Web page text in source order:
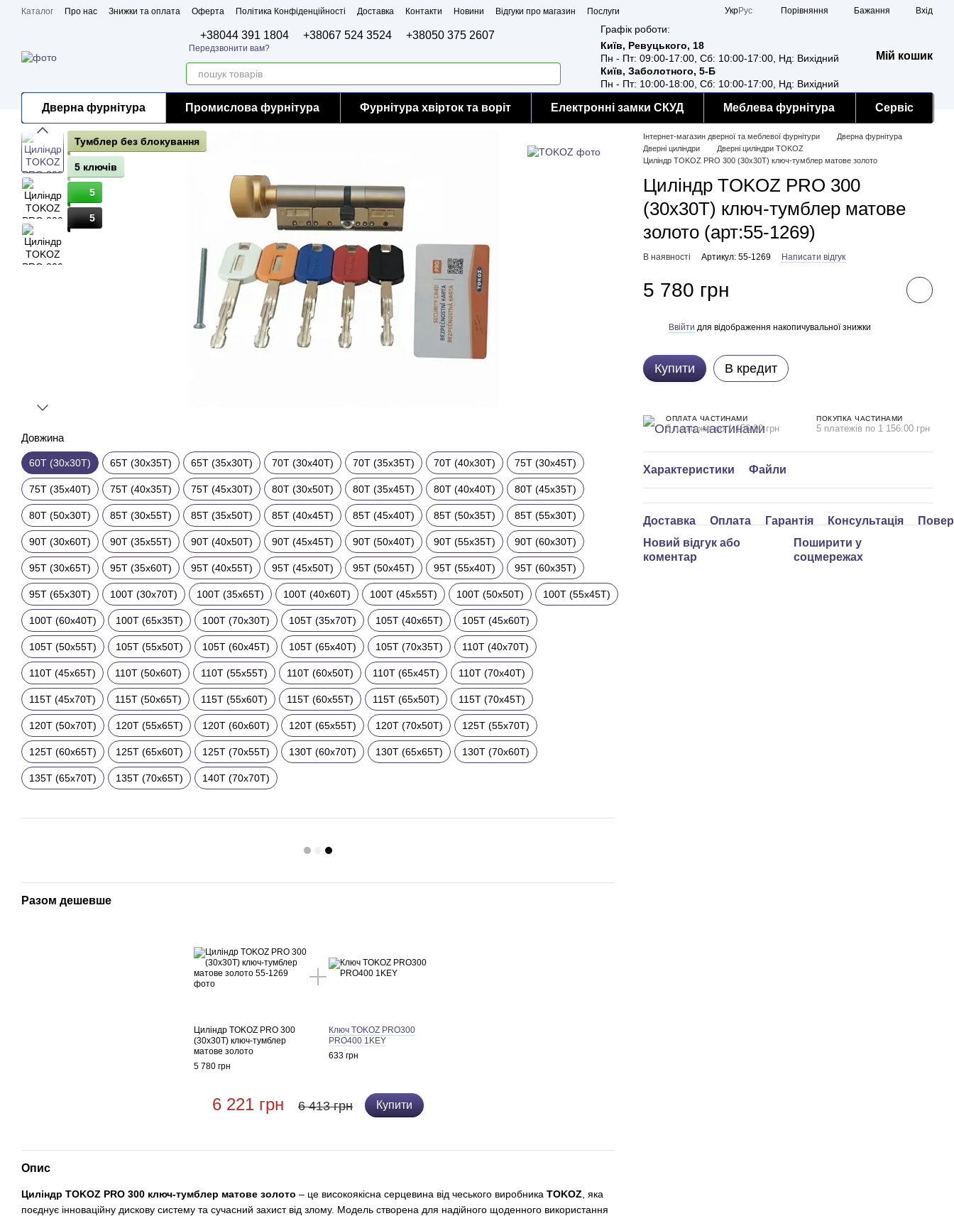
Перейти до основного контенту
Каталог Про нас Знижки та оплата Оферта Політика Конфіденційності Доставка Контакти Новини Відгуки про магазин
Послуги
УкрРус Порівняння Бажання Вхід
+38044 391 1804 +38067 524 3524 +38050 375 2607
Передзвонити вам?
Графік роботи:
Київ, Ревуцького, 18
Пн - Пт: 09:00-17:00, Сб: 10:00-17:00, Нд: Вихідний
Київ, Заболотного, 5-Б
Пн - Пт: 10:00-18:00, Сб: 10:00-17:00, Нд: Вихідний
Мій кошик
Дверна фурнітура Промислова фурнітура Фурнітура хвірток та воріт Електронні замки СКУД Меблева фурнітура Сервіс
Тумблер без блокування
5 ключів
5
5
Довжина
60T (30x30T) 65T (30x35T) 65T (35x30T) 70T (30x40T) 70T (35x35T) 70T (40x30T) 75T (30x45T)
75T (35x40T) 75T (40x35T) 75T (45x30T) 80T (30x50T) 80T (35x45T) 80T (40x40T) 80T (45x35T)
80T (50x30T) 85T (30x55T) 85T (35x50T) 85T (40x45T) 85T (45x40T) 85T (50x35T) 85T (55x30T)
90T (30x60T) 90T (35x55T) 90T (40x50T) 90T (45x45T) 90T (50x40T) 90T (55x35T) 90T (60x30T)
95T (30x65T) 95T (35x60T) 95T (40x55T) 95T (45x50T) 95T (50x45T) 95T (55x40T) 95T (60x35T)
95T (65x30T) 100T (30x70T) 100T (35x65T) 100T (40x60T) 100T (45x55T) 100T (50x50T) 100T (55x45T)
100T (60x40T) 100T (65x35T) 100T (70x30T) 105T (35x70T) 105T (40x65T) 105T (45x60T)
105T (50x55T) 105T (55x50T) 105T (60x45T) 105T (65x40T) 105T (70x35T) 110T (40x70T)
110T (45x65T) 110T (50x60T) 110T (55x55T) 110T (60x50T) 110T (65x45T) 110T (70x40T)
115T (45x70T) 115T (50x65T) 115T (55x60T) 115T (60x55T) 115T (65x50T) 115T (70x45T)
120T (50x70T) 120T (55x65T) 120T (60x60T) 120T (65x55T) 120T (70x50T) 125T (55x70T)
125T (60x65T) 125T (65x60T) 125T (70x55T) 130T (60x70T) 130T (65x65T) 130T (70x60T)
135T (65x70T) 135T (70x65T) 140T (70x70T)
Разом дешевше
Циліндр TOKOZ PRO 300
(30x30T) ключ-тумблер
матове золото
5 780 грн
Ключ TOKOZ PRO300
PRO400 1KEY
633 грн
6 221 грн 6 413 грн Купити
Опис
Циліндр TOKOZ PRO 300 ключ-тумблер матове золото – це високоякісна серцевина від чеського виробника TOKOZ , яка
поєднує інноваційну дискову систему та сучасний захист від злому. Модель створена для надійного щоденного використання
Інтернет-магазин дверної та меблевої фурнітури
Дверна фурнітура
Дверні циліндри
Дверні циліндри TOKOZ
Циліндр TOKOZ PRO 300 (30x30T) ключ-тумблер матове золото
Циліндр TOKOZ PRO 300
(30x30T) ключ-тумблер матове
золото (арт:55-1269)
В наявності Артикул: 55-1269 Написати відгук
5 780 грн
Ввійти для відображення накопичувальної знижки
Купити В кредит
ОПЛАТА ЧАСТИНАМИ
5 платежів по 1 156.00 грн
ПОКУПКА ЧАСТИНАМИ
5 платежів по 1 156.00 грн
Характеристики Файли
Доставка Оплата Гарантія Консультація
Новий відгук або
коментар
Поширити у
соцмережах